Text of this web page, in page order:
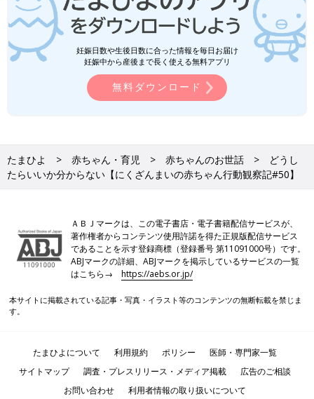
妊娠日数や生後日数に合った情報を毎日お届け
妊娠中から産後まで長く使える無料アプリ
無料ダウンロード
たまひよ 赤ちゃん・育児 赤ちゃんのお世話
どうし
たらいいか分からない【にくざんまいの赤ちゃん行動観察記#50】
ＡＢＪマークは、この電子書店・電子書籍配信サービスが、
著作権者からコンテンツ使用許諾を得た正規版配信サービス
であることを示す登録商標（登録番号 第11091000号）です。
ABJマークの詳細、ABJマークを掲示しているサービスの一覧
はこちら→https://aebs.or.jp/
本サイトに掲載されている記事・写真・イラスト等のコンテンツの無断転載を禁じま
す。
たまひよについて 利用規約 ポリシー
医師・専門家一覧
サイトマップ
調査・プレスリリース・メディア掲載
広告のご相談
お問い合わせ
利用者情報の取り扱いについて